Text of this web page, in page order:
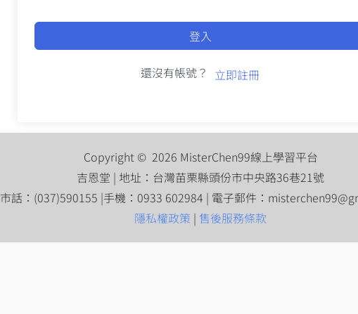
登入
還沒有帳號？ 立即註冊
Copyright © 2026 MisterChen99線上學習平台
吉恩堂 | 地址：台灣苗栗縣頭份市中央路36巷21號
市話：(037)590155 |手機：0933 602984 | 電子郵件：
隱私權政策 | 售後服務條款